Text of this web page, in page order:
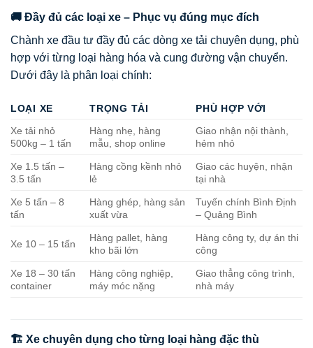
🚚 Đầy đủ các loại xe – Phục vụ đúng mục đích
Chành xe đầu tư đầy đủ các dòng xe tải chuyên dụng, phù
hợp với từng loại hàng hóa và cung đường vận chuyển.
Dưới đây là phân loại chính:
LOẠI XE TRỌNG TẢI
PHÙ HỢP VỚI
Xe tải nhỏ
500kg – 1 tấn
Hàng nhẹ, hàng
mẫu, shop online
Giao nhận nội thành,
hẻm nhỏ
Xe 1.5 tấn –
3.5 tấn
Hàng cồng kềnh nhỏ
lẻ
Giao các huyện, nhận
tại nhà
Xe 5 tấn – 8
tấn
Hàng ghép, hàng sản
xuất vừa
Tuyến chính Bình Định
– Quảng Bình
Xe 10 – 15 tấn
Hàng pallet, hàng
kho bãi lớn
Hàng công ty, dự án thi
công
Xe 18 – 30 tấn
container
Hàng công nghiệp,
máy móc nặng
Giao thẳng công trình,
nhà máy
🏗️ Xe chuyên dụng cho từng loại hàng đặc thù